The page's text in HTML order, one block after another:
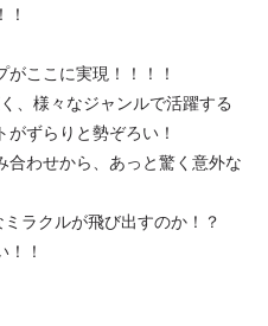
ここに実現！！！！
、様々なジャンルで活躍する
がずらりと勢ぞろい！
わせから、あっと驚く意外な
ラクルが飛び出すのか！？
！